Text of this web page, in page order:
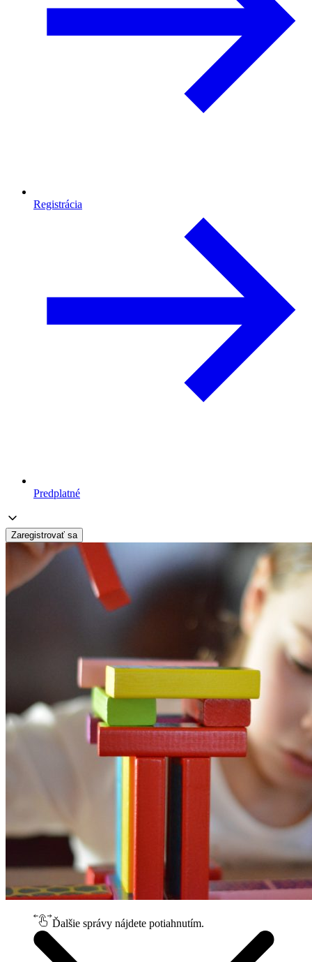
Registrácia
Predplatné
Zaregistrovať sa
Ďalšie správy nájdete potiahnutím.